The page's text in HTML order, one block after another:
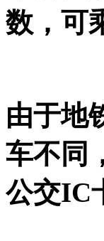
数，可
由于地
车不同
公交IC